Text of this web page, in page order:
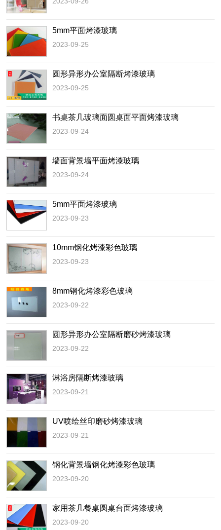
5mm平面烤漆玻璃
2023-09-25
圆形异形办公室隔断烤漆玻璃
2023-09-25
书桌茶几玻璃面圆桌面平面烤漆玻璃
2023-09-24
墙面背景墙平面烤漆玻璃
2023-09-24
5mm平面烤漆玻璃
2023-09-23
10mm钢化烤漆彩色玻璃
2023-09-23
8mm钢化烤漆彩色玻璃
2023-09-22
圆形异形办公室隔断磨砂烤漆玻璃
2023-09-22
淋浴房隔断烤漆玻璃
2023-09-21
UV喷绘丝印磨砂烤漆玻璃
2023-09-21
钢化背景墙钢化烤漆彩色玻璃
2023-09-20
家用茶几餐桌圆桌台面烤漆玻璃
2023-09-20